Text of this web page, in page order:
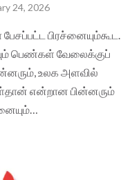
24, 2026
பிரச்னையும்கூட.
பெண்கள் வேலைக்குப்
உலக அளவில்
என்றான பின்னரும்